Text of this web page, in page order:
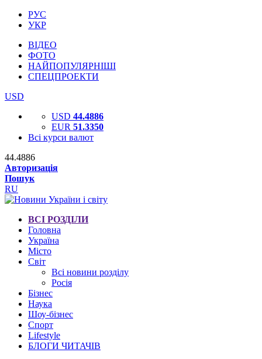
РУС
УКР
ВІДЕО
ФОТО
НАЙПОПУЛЯРНІШІ
СПЕЦПРОЕКТИ
USD
USD 44.4886
EUR 51.3350
Всі курси валют
44.4886
Авторизація
Пошук
RU
ВСІ РОЗДІЛИ
Головна
Україна
Місто
Світ
Всі новини розділу
Росія
Бізнес
Наука
Шоу-бізнес
Спорт
Lifestyle
БЛОГИ ЧИТАЧІВ